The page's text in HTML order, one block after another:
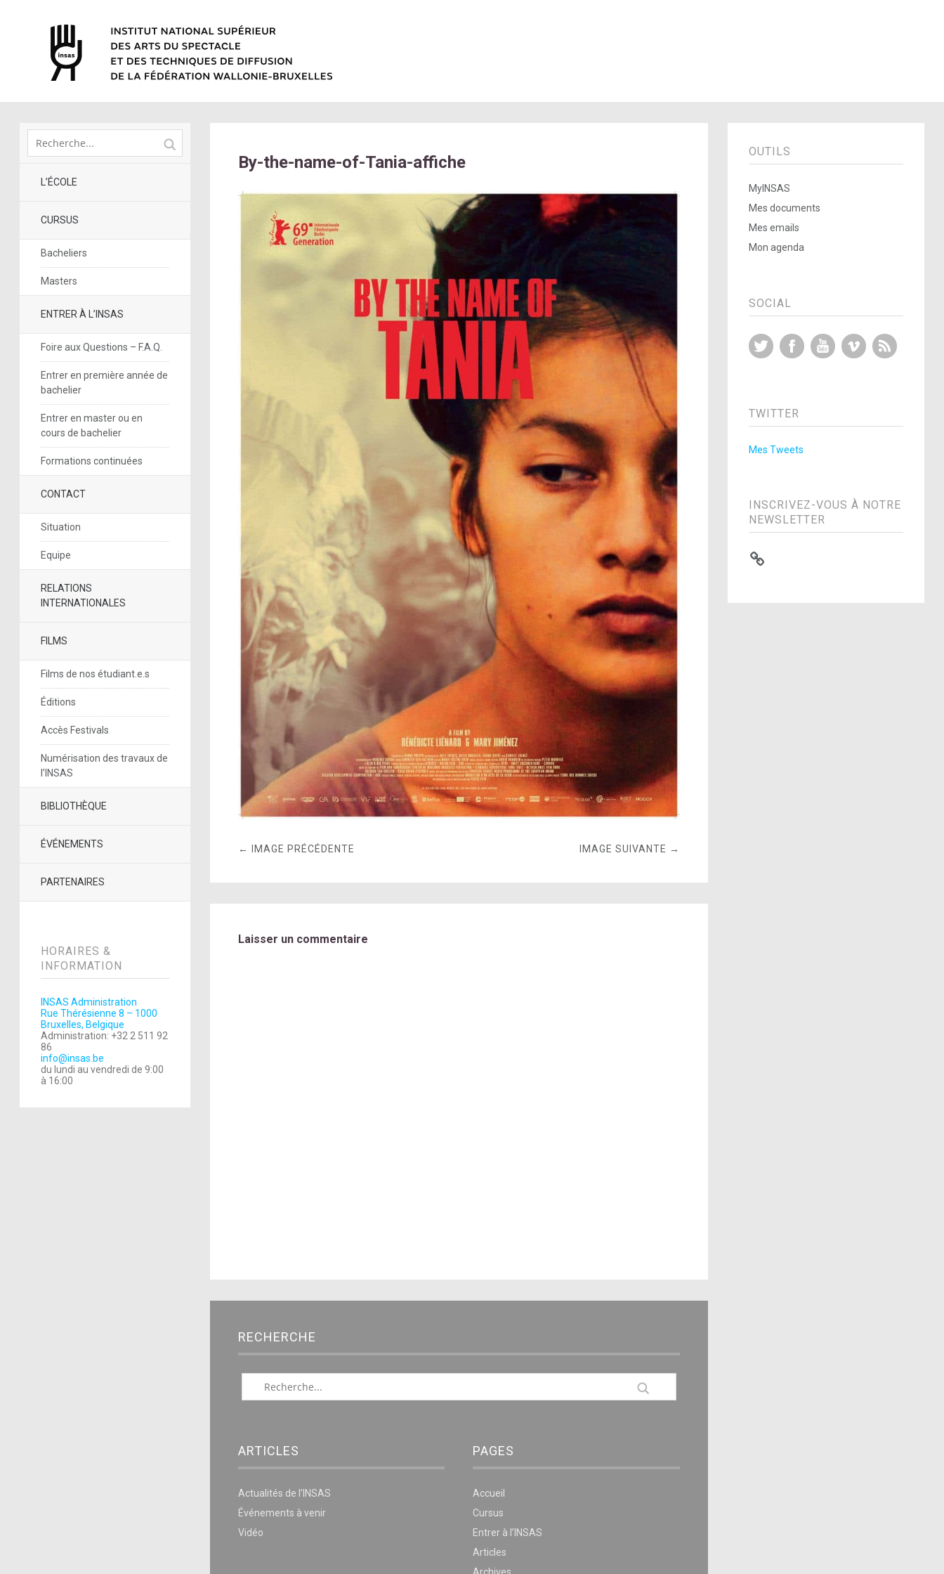
L’ÉCOLE
CURSUS
Bacheliers
Masters
ENTRER À L’INSAS
Foire aux Questions – F.A.Q.
Entrer en première année de
bachelier
Entrer en master ou en
cours de bachelier
Formations continuées
CONTACT
Situation
Equipe
RELATIONS
INTERNATIONALES
FILMS
Films de nos étudiant.e.s
Éditions
Accès Festivals
Numérisation des travaux de
l’INSAS
BIBLIOTHÈQUE
ÉVÉNEMENTS
PARTENAIRES
HORAIRES &
INFORMATION
INSAS Administration
Rue Thérésienne 8 – 1000
Bruxelles, Belgique
Administration: +32 2 511 92
86
info@insas.be
du lundi au vendredi de 9:00
à 16:00
By-the-name-of-Tania-affiche
← IMAGE PRÉCÉDENTE IMAGE SUIVANTE →
Laisser un commentaire
RECHERCHE
ARTICLES
Actualités de l’INSAS
Événements à venir
Vidéo
PAGES
Accueil
Cursus
Entrer à l’INSAS
Articles
Archives
OUTILS
MyINSAS
Mes documents
Mes emails
Mon agenda
SOCIAL
Twitter FacebookYouTubeVimeo
TWITTER
Mes Tweets
INSCRIVEZ-VOUS À NOTRE
NEWSLETTER